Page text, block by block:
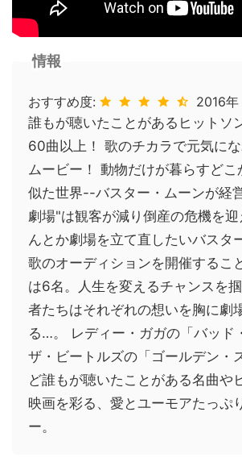
情報
おすすめ度:
2016年
誰もが聴いたことがあるヒットソ
60曲以上！ 歌のチカラで元気に
ムービー！ 動物だけが暮らすどこ
似た世界--バスター・ムーンが経
劇場"は観客が減り倒産の危機を
んとか劇場を立て直したいバスタ
歌のオーディションを開催するこ
は6名。人生を変えるチャンスを
者たちはそれぞれの想いを胸に劇
る…。 レディー・ガガの「バッド
ザ・ビートルズの「ゴールデン・
ど誰もが聴いたことがある名曲や
映画を彩る、愛とユーモアたっぷ
ー。